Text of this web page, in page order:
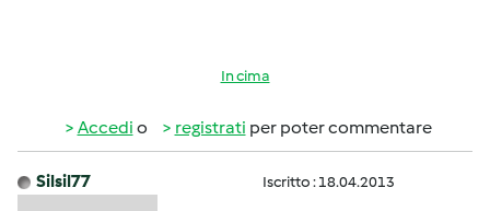
In cima
Accedi o registrati per poter commentare
Silsil77 Iscritto : 18.04.2013